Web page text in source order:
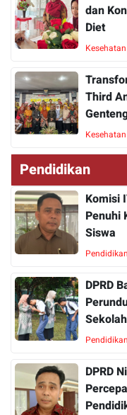
dan
Diet
Third
Pendidikan
Komisi
Penuhi
Siswa
DPRD
Sekolah
DPRD